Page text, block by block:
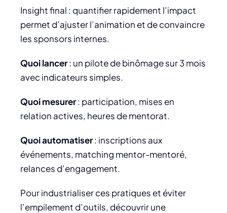
Insight final : quantifier rapidement l’impact
permet d’ajuster l’animation et de convaincre
les sponsors internes.
Quoi lancer: un pilote de binômage sur 3 mois
avec indicateurs simples.
Quoi mesurer: participation, mises en
relation actives, heures de mentorat.
Quoi automatiser: inscriptions aux
événements, matching mentor-mentoré,
relances d’engagement.
Pour industrialiser ces pratiques et éviter
l’empilement d’outils, découvrir une